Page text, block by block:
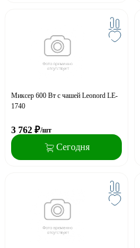
Миксер 600 Вт с чашей Leonord LE-
1740
3 762 ₽/шт
Сегодня